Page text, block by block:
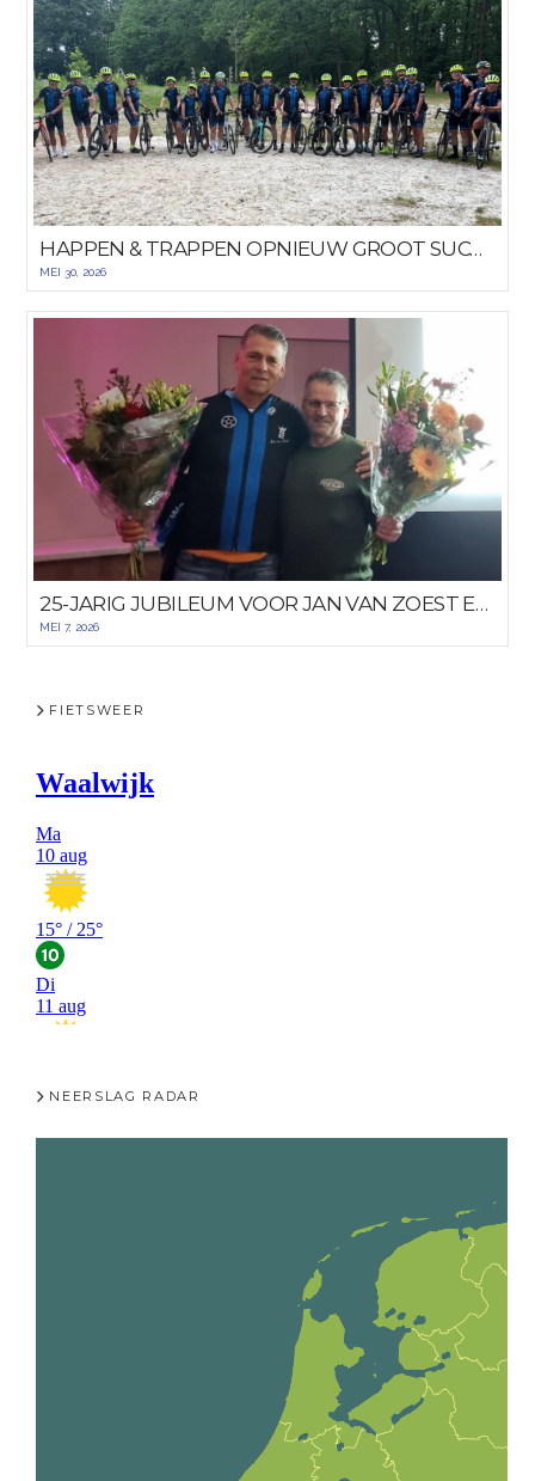
HAPPEN & TRAPPEN OPNIEUW GROOT SUCCES
MEI 30, 2026
25-JARIG JUBILEUM VOOR JAN VAN ZOEST EN DICK HULST
MEI 7, 2026
FIETSWEER
NEERSLAG RADAR